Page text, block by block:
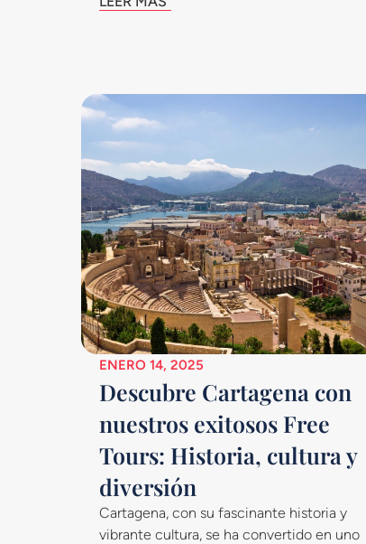
ENERO 14, 2025
Descubre Cartagena con
nuestros exitosos Free
Tours: Historia, cultura y
diversión
Cartagena, con su fascinante historia y
vibrante cultura, se ha convertido en uno